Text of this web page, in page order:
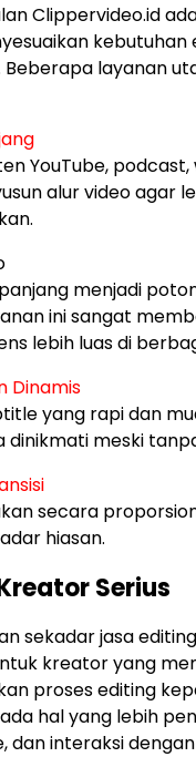
Clippervideo.id
kebutuhan
layanan
YouTube,
alur video agar
menjadi
ini sangat
lebih luas di
Dinamis
yang rapi dan
meski
secara
hiasan.
Serius
sekadar jasa
kreator yang
proses editing
hal yang lebih
dan interaksi dengan